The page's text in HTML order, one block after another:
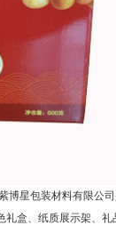
博星包装材料有限公
礼盒、纸质展示架、